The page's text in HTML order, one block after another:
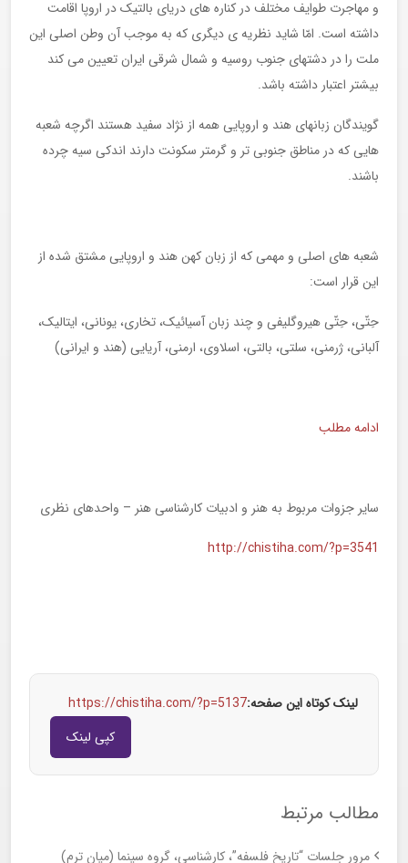
و مهاجرت طوایف مختلف در کناره های دریای بالتیک در اروپا اقامت
داشته است. امّا شاید نظریه ی دیگری که به موجب آن وطن اصلی این
ملت را در دشتهای جنوب روسیه و شمال شرقی ایران تعیین می کند
بیشتر اعتبار داشته باشد.
گویندگان زبانهای هند و اروپایی همه از نژاد سفید هستند اگرچه شعبه
هایی که در مناطق جنوبی تر و گرمتر سکونت دارند اندکی سیه چرده
باشند.
شعبه های اصلی و مهمی که از زبان کهن هند و اروپایی مشتق شده از
این قرار است:
حِتّی، حِتّی هیروگلیفی و چند زبان آسیائیک، تخاری، یونانی، ایتالیک،
آلبانی، ژرمنی، سلتی، بالتی، اسلاوی، ارمنی، آریایی (هند و ایرانی)
ادامه مطلب
سایر جزوات مربوط به هنر و ادبیات کارشناسی هنر – واحدهای نظری
http://chistiha.com/?p=3541
لینک کوتاه این صفحه:https://chistiha.com/?p=5137
کپی لینک
مطالب مرتبط
مرور جلسات “تاریخ فلسفه”، کارشناسی، گروه سینما (میان ترم)